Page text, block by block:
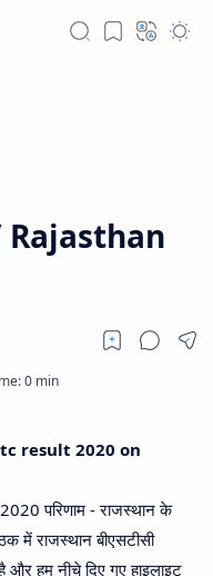
Rajasthan
result 2020 on
परिणाम - राजस्थान के
में राजस्थान बीएसटीसी
और हम नीचे दिए गए हाइलाइट